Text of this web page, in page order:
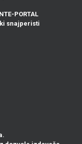
PORTAL
snajperisti